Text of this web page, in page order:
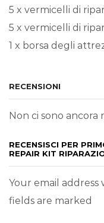
5 x vermicelli di
5 x vermicelli di
1 x borsa degli
RECENSIONI
Non ci sono ancora
RECENSISCI PER
REPAIR KIT
Your email
fields are marked